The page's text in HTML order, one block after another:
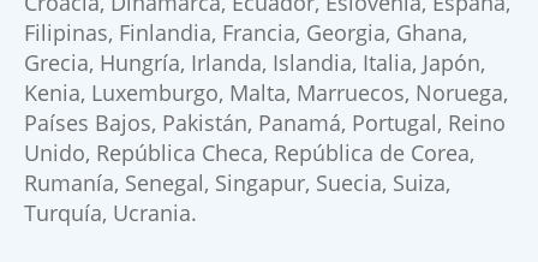
Filipinas, Finlandia, Francia, Georgia, Ghana,
Grecia, Hungría, Irlanda, Islandia, Italia, Japón,
Kenia, Luxemburgo, Malta, Marruecos, Noruega,
Países Bajos, Pakistán, Panamá, Portugal, Reino
Unido, República Checa, República de Corea,
Rumanía, Senegal, Singapur, Suecia, Suiza,
Turquía, Ucrania.​​